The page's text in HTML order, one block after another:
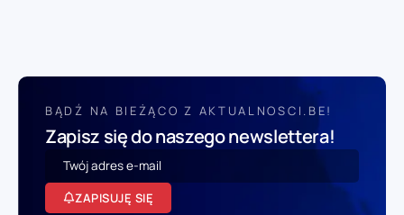
BĄDŹ NA BIEŻĄCO Z AKTUALNOSCI.BE!
Zapisz się do naszego newslettera!
ZAPISUJĘ SIĘ